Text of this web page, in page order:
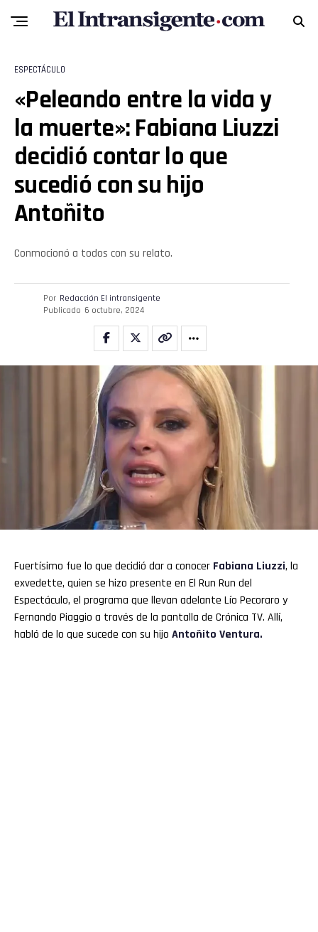
ESPECTÁCULO
«Peleando entre la vida y
la muerte»: Fabiana Liuzzi
decidió contar lo que
sucedió con su hijo
Antoñito
Conmocionó a todos con su relato.
Por Redacción El intransigente
Publicado 6 octubre, 2024
Fuertísimo fue lo que decidió dar a conocer Fabiana Liuzzi, la
exvedette, quien se hizo presente en El Run Run del
Espectáculo, el programa que llevan adelante Lío Pecoraro y
Fernando Piaggio a través de la pantalla de Crónica TV. Allí,
habló de lo que sucede con su hijo Antoñito Ventura.